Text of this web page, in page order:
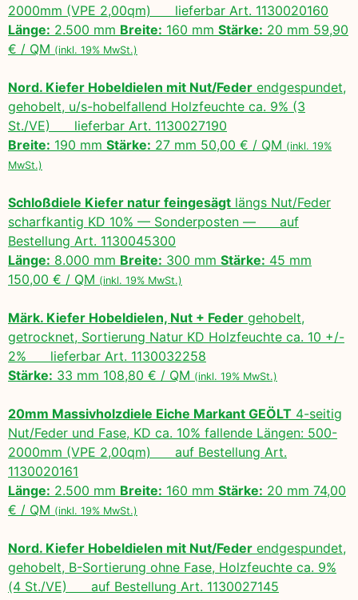
2000mm (VPE 2,00qm) lieferbar Art. 1130020160
Länge: 2.500 mm Breite: 160 mm Stärke: 20 mm 59,90
€ / QM (inkl. 19% MwSt.)
Nord. Kiefer Hobeldielen mit Nut/Feder endgespundet,
gehobelt, u/s-hobelfallend Holzfeuchte ca. 9% (3
St./VE) lieferbar Art. 1130027190
Breite: 190 mm Stärke: 27 mm 50,00 € / QM (inkl. 19%
MwSt.)
Schloßdiele Kiefer natur feingesägt längs Nut/Feder
scharfkantig KD 10% — Sonderposten — auf
Bestellung Art. 1130045300
Länge: 8.000 mm Breite: 300 mm Stärke: 45 mm
150,00 € / QM (inkl. 19% MwSt.)
Märk. Kiefer Hobeldielen, Nut + Feder gehobelt,
getrocknet, Sortierung Natur KD Holzfeuchte ca. 10 +/-
2% lieferbar Art. 1130032258
Stärke: 33 mm 108,80 € / QM (inkl. 19% MwSt.)
20mm Massivholzdiele Eiche Markant GEÖLT 4-seitig
Nut/Feder und Fase, KD ca. 10% fallende Längen: 500-
2000mm (VPE 2,00qm) auf Bestellung Art.
1130020161
Länge: 2.500 mm Breite: 160 mm Stärke: 20 mm 74,00
€ / QM (inkl. 19% MwSt.)
Nord. Kiefer Hobeldielen mit Nut/Feder endgespundet,
gehobelt, B-Sortierung ohne Fase, Holzfeuchte ca. 9%
(4 St./VE) auf Bestellung Art. 1130027145